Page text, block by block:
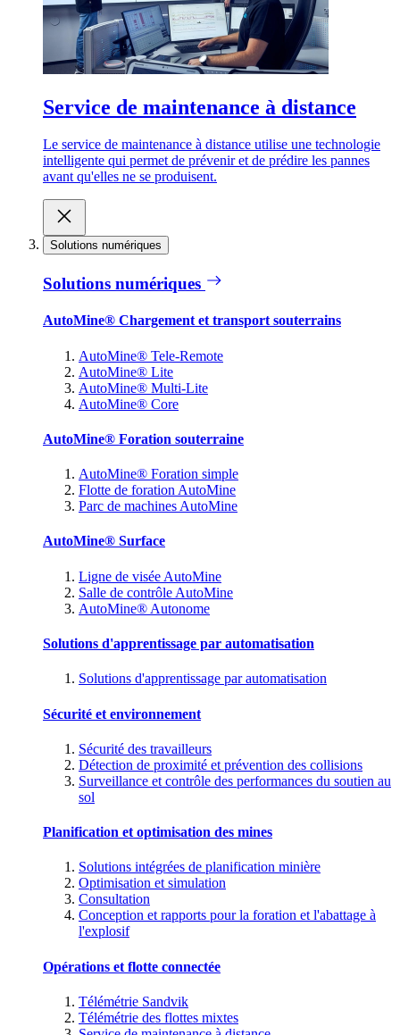
Service de maintenance à distance
Le service de maintenance à distance utilise une technologie
intelligente qui permet de prévenir et de prédire les pannes
avant qu'elles ne se produisent.
Solutions numériques
Solutions numériques
AutoMine® Chargement et transport souterrains
AutoMine® Tele-Remote
AutoMine® Lite
AutoMine® Multi-Lite
AutoMine® Core
AutoMine® Foration souterraine
AutoMine® Foration simple
Flotte de foration AutoMine
Parc de machines AutoMine
AutoMine® Surface
Ligne de visée AutoMine
Salle de contrôle AutoMine
AutoMine® Autonome
Solutions d'apprentissage par automatisation
Solutions d'apprentissage par automatisation
Sécurité et environnement
Sécurité des travailleurs
Détection de proximité et prévention des collisions
Surveillance et contrôle des performances du soutien au
sol
Planification et optimisation des mines
Solutions intégrées de planification minière
Optimisation et simulation
Consultation
Conception et rapports pour la foration et l'abattage à
l'explosif
Opérations et flotte connectée
Télémétrie Sandvik
Télémétrie des flottes mixtes